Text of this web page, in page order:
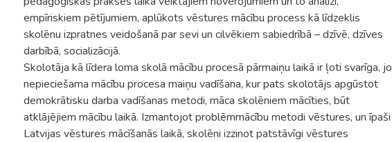
empīriskiem pētījumiem, aplūkots vēstures mācību process kā līdzeklis
skolēnu izpratnes veidošanā par sevi un cilvēkiem sabiedrībā – dzīvē, dzīves
darbībā, socializācijā.
Skolotāja kā līdera loma skolā mācību procesā pārmaiņu laikā ir ļoti svarīga, jo
nepieciešama mācību procesa maiņu vadīšana, kur pats skolotājs apgūstot
demokrātisku darba vadīšanas metodi, māca skolēniem mācīties, būt
atklājējiem mācību laikā. Izmantojot problēmmācību metodi vēstures, un īpaši
Latvijas vēstures mācīšanās laikā, skolēni izzinot patstāvīgi vēstures